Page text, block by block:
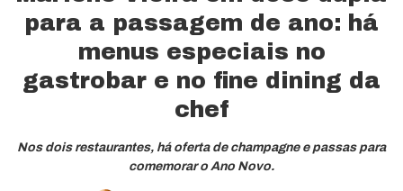
para a passagem de ano: há
menus especiais no
gastrobar e no fine dining da
chef
Nos dois restaurantes, há oferta de champagne e passas para
comemorar o Ano Novo.